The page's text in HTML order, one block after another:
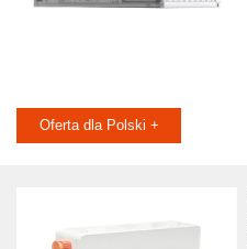
Oferta dla Polski +